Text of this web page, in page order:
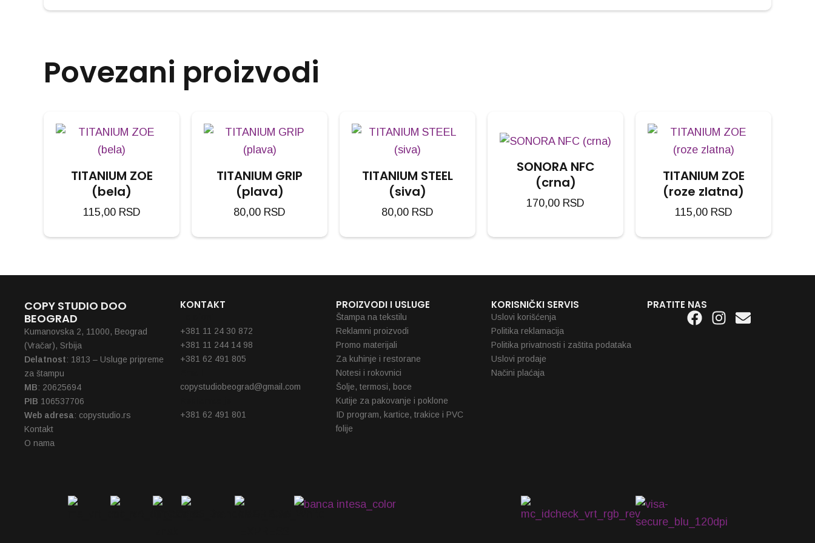
Povezani proizvodi
TITANIUM ZOE
(bela)
115,00 RSD
TITANIUM GRIP
(plava)
80,00 RSD
TITANIUM STEEL
(siva)
80,00 RSD
SONORA NFC
(crna)
170,00 RSD
TITANIUM ZOE
(roze zlatna)
115,00 RSD
COPY STUDIO DOO
BEOGRAD
Kumanovska 2, 11000, Beograd
(Vračar), Srbija
Delatnost: 1813 – Usluge pripreme
za štampu
MB: 20625694
PIB 106537706
Web adresa: copystudio.rs
Kontakt
O nama
KONTAKT
+381 11 24 30 872
+381 11 244 14 98
+381 62 491 805
copystudiobeograd@gmail.com
+381 62 491 801
PROIZVODI I USLUGE
Štampa na tekstilu
Reklamni proizvodi
Promo materijali
Za kuhinje i restorane
Notesi i rokovnici
Šolje, termosi, boce
Kutije za pakovanje i poklone
ID program, kartice, trakice i PVC
folije
KORISNIČKI SERVIS
Uslovi korišćenja
Politika reklamacija
Politika privatnosti i zaštita podataka
Uslovi prodaje
Načini plaćaja
PRATITE NAS
Facebook
Instagram
Envelope